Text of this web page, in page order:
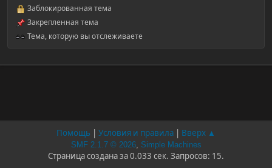
Заблокированная тема
Закрепленная тема
Тема, которую вы отслеживаете
Помощь | Условия и правила | Вверх ▲
SMF 2.1.7 © 2026, Simple Machines
Страница создана за 0.033 сек. Запросов: 15.